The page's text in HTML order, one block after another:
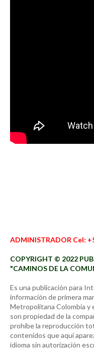
ADMINISTRADOR Cel:
COPYRIGHT © 2022
"CAMINOS DE LA
Es una publicación para
información de primera
Metropolitana Colombia y
son propiedad de la
prohíbe la reproducción
contenidos que aquí
idioma sin autorización